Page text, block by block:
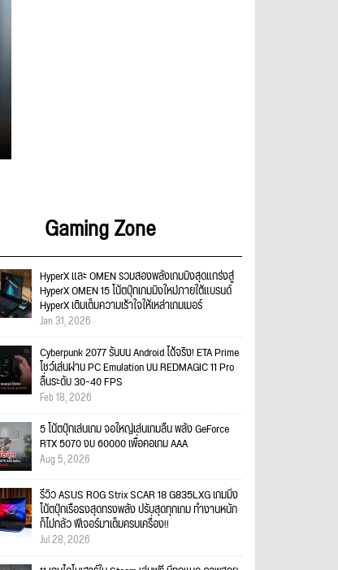
Gaming Zone
HyperX และ OMEN รวมสองพลังเกมมิงสุดแกร่งสู่
HyperX OMEN 15 โน้ตบุ๊กเกมมิงใหม่ภายใต้แบรนด์
HyperX เติมเต็มความเร้าใจให้เหล่าเกมเมอร์
Jan 31, 2026
Cyberpunk 2077 รันบน Android ได้จริง! ETA Prime
โชว์เล่นผ่าน PC Emulation บน REDMAGIC 11 Pro
ลื่นระดับ 30–40 FPS
Feb 18, 2026
5 โน้ตบุ๊กเล่นเกม จอใหญ่เล่นเกมลื่น พลัง GeForce
RTX 5070 งบ 60000 เพื่อคอเกม AAA
Aug 5, 2026
รีวิว ASUS ROG Strix SCAR 18 G835LXG เกมมิ่ง
โน้ตบุ๊กเรือธงสุดทรงพลัง ปรับสุดทุกเกม ทำงานหนัก
ก็ไม่กลัว ฟีเจอร์มาเต็มครบเครื่อง!!
Jul 28, 2026